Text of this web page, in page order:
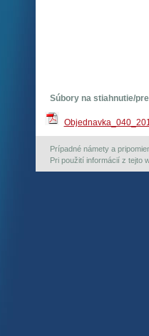
Súbory na stiahnutie/
Prípadné námety a
Pri použití informácií z tejto